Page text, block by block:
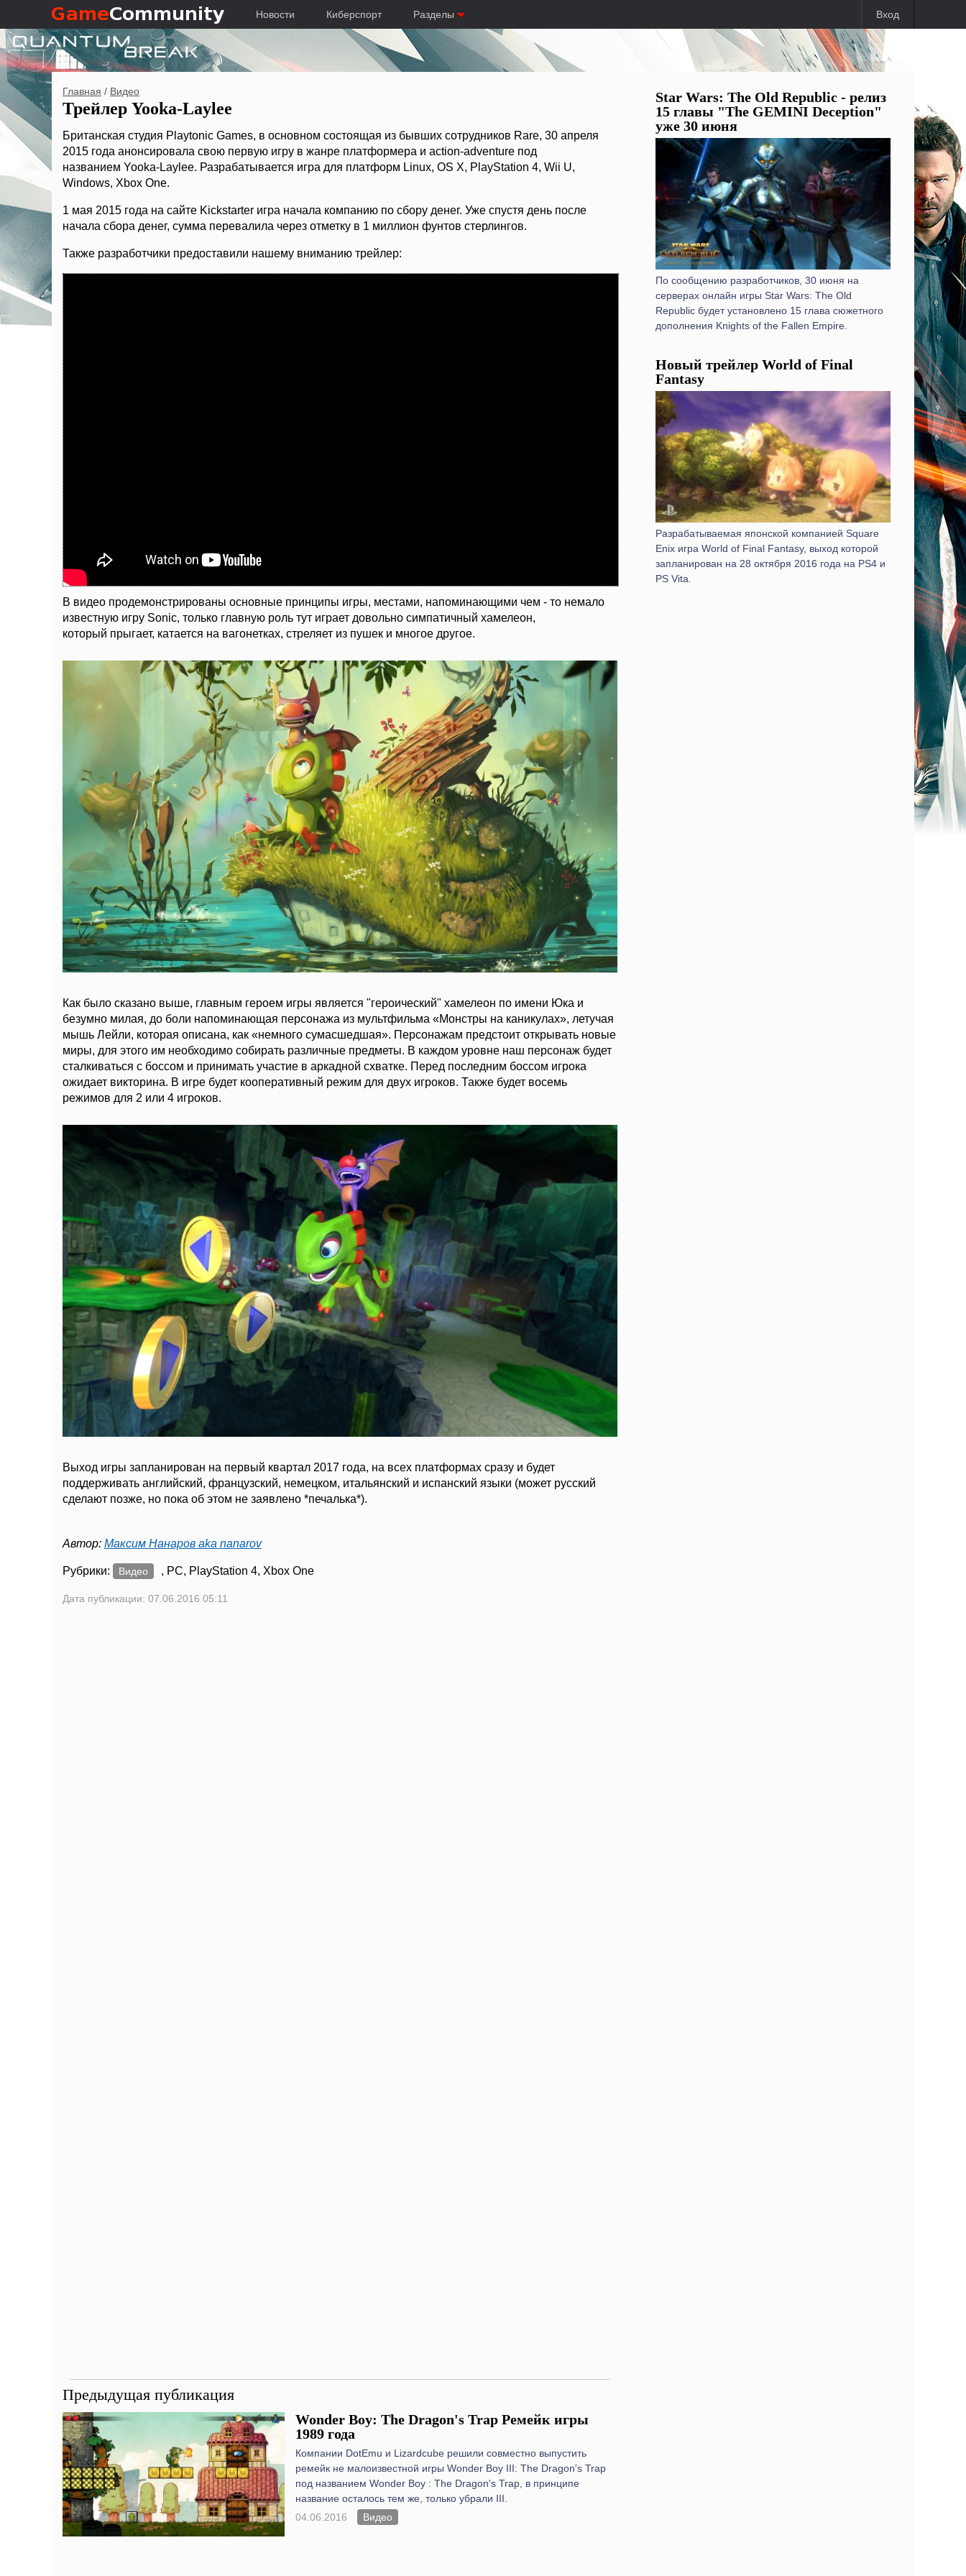
Новости Киберспорт Разделы Вход
Главная / Видео
Трейлер Yooka-Laylee
Британская студия Playtonic Games, в основном состоящая из бывших сотрудников Rare, 30 апреля
2015 года анонсировала свою первую игру в жанре платформера и action-adventure под
названием Yooka-Laylee. Разрабатывается игра для платформ Linux, OS X, PlayStation 4, Wii U,
Windows, Xbox One.
1 мая 2015 года на сайте Kickstarter игра начала компанию по сбору денег. Уже спустя день после
начала сбора денег, сумма перевалила через отметку в 1 миллион фунтов стерлингов.
Также разработчики предоставили нашему вниманию трейлер:
В видео продемонстрированы основные принципы игры, местами, напоминающими чем - то немало
известную игру Sonic, только главную роль тут играет довольно симпатичный хамелеон,
который прыгает, катается на вагонетках, стреляет из пушек и многое другое.
Как было сказано выше, главным героем игры является "героический" хамелеон по имени Юка и
безумно милая, до боли напоминающая персонажа из мультфильма «Монстры на каникулах», летучая
мышь Лейли, которая описана, как «немного сумасшедшая». Персонажам предстоит открывать новые
миры, для этого им необходимо собирать различные предметы. В каждом уровне наш персонаж будет
сталкиваться с боссом и принимать участие в аркадной схватке. Перед последним боссом игрока
ожидает викторина. В игре будет кооперативный режим для двух игроков. Также будет восемь
режимов для 2 или 4 игроков.
Выход игры запланирован на первый квартал 2017 года, на всех платформах сразу и будет
поддерживать английский, французский, немецком, итальянский и испанский языки (может русский
сделают позже, но пока об этом не заявлено *печалька*).
Автор: Максим Нанаров aka nanarov
Рубрики: Видео , PC, PlayStation 4, Xbox One
Дата публикации: 07.06.2016 05:11
Предыдущая публикация
Wonder Boy: The Dragon's Trap Ремейк игры
1989 года
Компании DotEmu и Lizardcube решили совместно выпустить
ремейк не малоизвестной игры Wonder Boy III: The Dragon's Trap
под названием Wonder Boy : The Dragon's Trap, в принципе
название осталось тем же, только убрали III.
04.06.2016
Видео
Star Wars: The Old Republic - релиз
15 главы "The GEMINI Deception"
уже 30 июня
По сообщению разработчиков, 30 июня на
серверах онлайн игры Star Wars: The Old
Republic будет установлено 15 глава сюжетного
дополнения Knights of the Fallen Empire.
Новый трейлер World of Final
Fantasy
Разрабатываемая японской компанией Square
Enix игра World of Final Fantasy, выход которой
запланирован на 28 октября 2016 года на PS4 и
PS Vita.